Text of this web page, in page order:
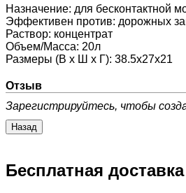
Назначение: для бесконтактной
Эффективен против: дорожных
Раствор: концентрат
Объем/Масса: 20л
Размеры (В х Ш х Г): 38.5х27х21
Отзыв
Зарегистрируйтесь, чтобы
Бесплатная доставка